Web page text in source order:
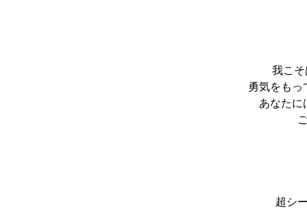
我こ
勇気をもっ
あなたに
超シ